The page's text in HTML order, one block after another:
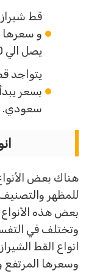
قط شيرازي
يصل الي 1700 ريال سعودي.
يتواجد
سعودي.
هناك بعض الأنواع
للمظهر والتصنيف
بعض هذه الأنواع
وتختلف في
انواع القط
وسعرها المرتفع